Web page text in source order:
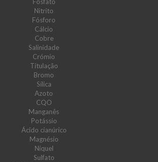
Nitrito
Fósforo
Cálcio
Cobre
Salinidade
Crómio
Titulação
Bromo
Sílica
Azoto
CQO
Manganês
Potássio
Ácido cianúrico
Magnésio
Níquel
Sulfato